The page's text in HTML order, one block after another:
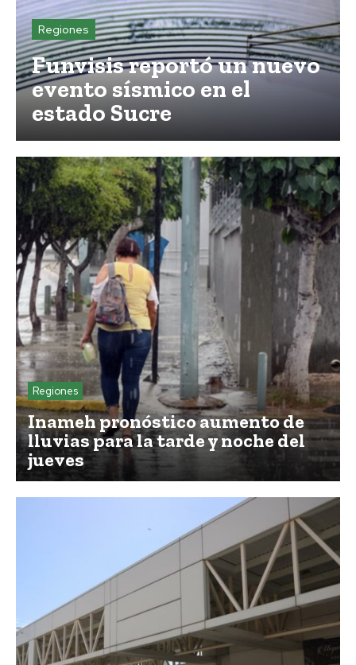
Regiones
Funvisis reportó un nuevo
evento sísmico en el
estado Sucre
Regiones
Inameh pronóstico aumento de
lluvias para la tarde y noche del
jueves